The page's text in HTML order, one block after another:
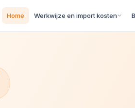
Home Werkwijze en import kosten